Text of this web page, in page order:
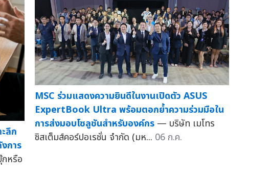
ลึก
การ
หรือ
MSC ร่วมแสดงความยินดีในงานเปิดตัว ASUS
ExpertBook Ultra พร้อมตอกย้ำความร่วมมือใน
การส่งมอบโซลูชันสำหรับองค์กร — บริษัท เมโทร
ซิสเต็มส์คอร์ปอเรชั่น จำกัด (มห... 06 ก.ค.